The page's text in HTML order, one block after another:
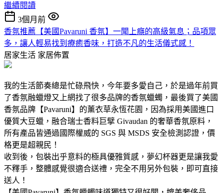
繼續閱讀
3個月前
香氛推薦【美國Pavaruni 香氛】一聞上癮的高級氣息；品項眾
多，讓人輕易找到療癒香味，打造不凡的生活儀式感！
居家生活 家居佈置
我的生活節奏總是忙碌飛快，今年要多愛自己，於是過年前買
了香氛融蠟燈又上網找了很多品牌的香氛蠟蠋，最後買了美國
香氛品牌【Pavaruni】的薰衣草永恆花園，因為採用美國進口
優質大豆蠟，融合瑞士香料巨擘 Givaudan 的奢華香氛原料，
所有產品皆通過國際權威的 SGS 與 MSDS 安全檢測認證，價
格更是超親民！
收到後，包裝出乎意料的極具優雅質感，夢幻杯器更是讓我愛
不釋手，整體感覺很適合送禮，完全不用另外包裝，即可直接
送人！